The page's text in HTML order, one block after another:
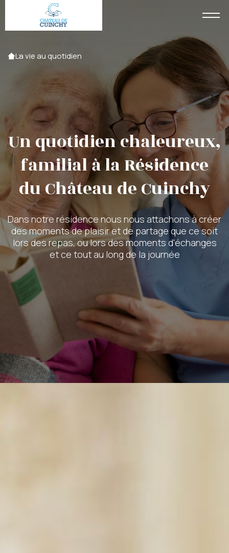
Accueil
La vie au quotidien
Un quotidien chaleureux,
familial à la Résidence
du Château de Cuinchy
Dans notre résidence nous nous attachons à créer
des moments de plaisir et de partage que ce soit
lors des repas, ou lors des moments d'échanges
et ce tout au long de la journée